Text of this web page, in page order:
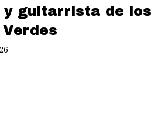
y guitarrista de los